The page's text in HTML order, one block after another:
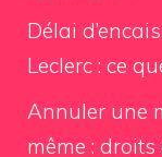
Délai
Leclerc : ce
Annuler une
même :